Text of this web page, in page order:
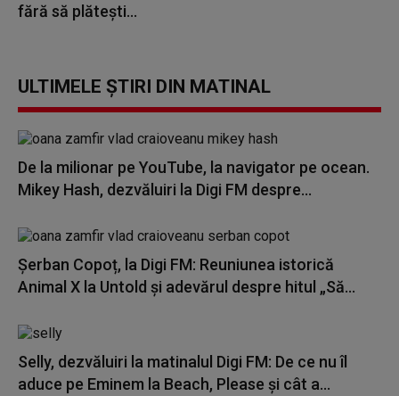
fără să plătești...
ULTIMELE ȘTIRI DIN MATINAL
De la milionar pe YouTube, la navigator pe ocean.
Mikey Hash, dezvăluiri la Digi FM despre...
Șerban Copoț, la Digi FM: Reuniunea istorică
Animal X la Untold și adevărul despre hitul „Să...
Selly, dezvăluiri la matinalul Digi FM: De ce nu îl
aduce pe Eminem la Beach, Please și cât a...